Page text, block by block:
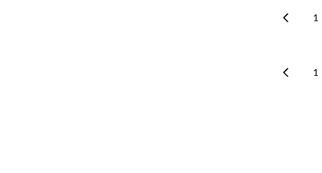
1
1